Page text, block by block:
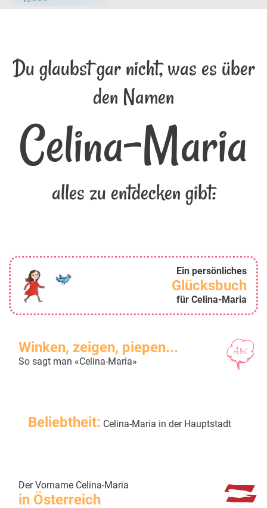
Du glaubst gar nicht, was es über
den Namen
Celina-Maria
alles zu entdecken gibt:
Ein persönliches
Glücksbuch
für Celina-Maria
Winken, zeigen, piepen...
So sagt man «Celina-Maria»
Beliebtheit: Celina-Maria in der Hauptstadt
Der Vorname Celina-Maria
in Österreich